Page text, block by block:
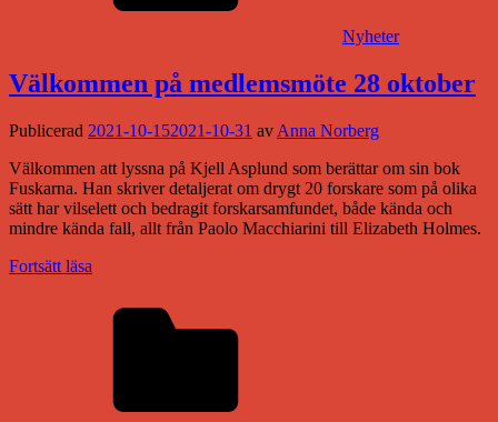
Nyheter
Välkommen på medlemsmöte 28 oktober
Publicerad 2021-10-152021-10-31 av Anna Norberg
Välkommen att lyssna på Kjell Asplund som berättar om sin bok
Fuskarna. Han skriver detaljerat om drygt 20 forskare som på olika
sätt har vilselett och bedragit forskarsamfundet, både kända och
mindre kända fall, allt från Paolo Macchiarini till Elizabeth Holmes.
Fortsätt läsa